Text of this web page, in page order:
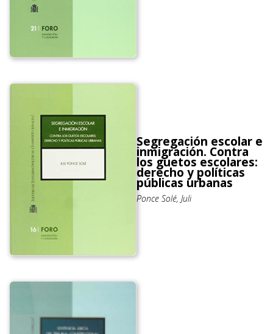
Segregación escolar e
inmigración. Contra
los guetos escolares:
derecho y políticas
públicas urbanas
Ponce Solé, Juli